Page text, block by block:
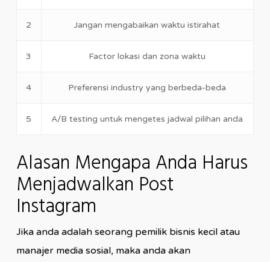
2 Jangan mengabaikan waktu istirahat
3 Factor lokasi dan zona waktu
4 Preferensi industry yang berbeda-beda
5 A/B testing untuk mengetes jadwal pilihan anda
Alasan Mengapa Anda Harus
Menjadwalkan Post
Instagram
Jika anda adalah seorang pemilik bisnis kecil atau
manajer media sosial, maka anda akan